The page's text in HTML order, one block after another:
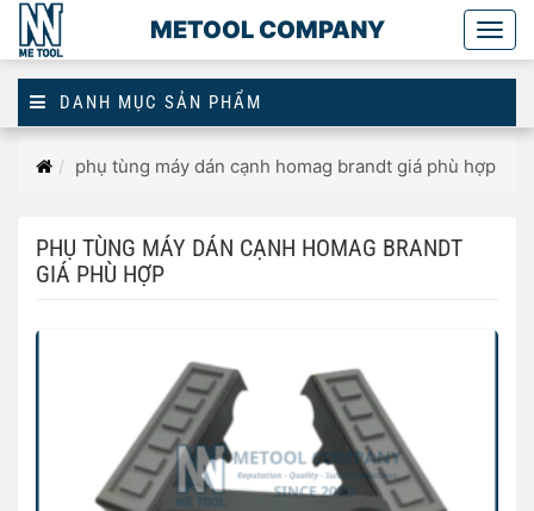
METOOL COMPANY
DANH MỤC SẢN PHẨM
Trangphụ tùng máy dán cạnh homag brandt giá phù hợp
PHỤ TÙNG MÁY DÁN CẠNH HOMAG BRANDT
GIÁ PHÙ HỢP